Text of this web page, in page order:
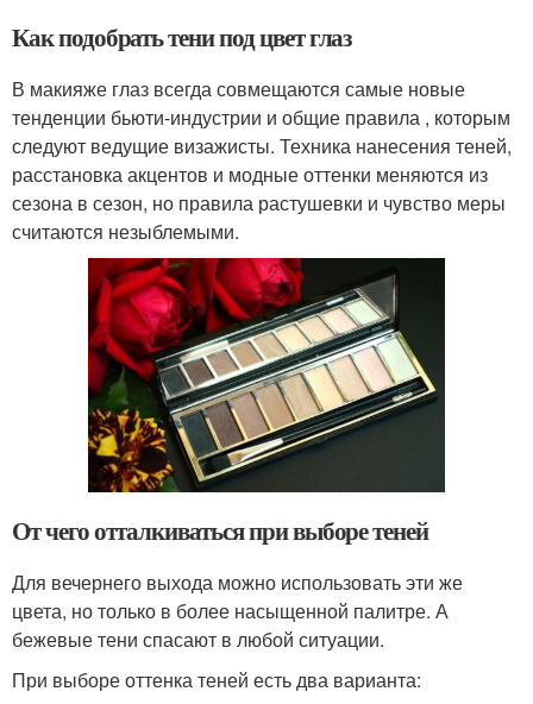
Как подобрать тени под цвет глаз
В макияже глаз всегда совмещаются самые новые
тенденции бьюти-индустрии и общие правила , которым
следуют ведущие визажисты. Техника нанесения теней,
расстановка акцентов и модные оттенки меняются из
сезона в сезон, но правила растушевки и чувство меры
считаются незыблемыми.
От чего отталкиваться при выборе теней
Для вечернего выхода можно использовать эти же
цвета, но только в более насыщенной палитре. А
бежевые тени спасают в любой ситуации.
При выборе оттенка теней есть два варианта: